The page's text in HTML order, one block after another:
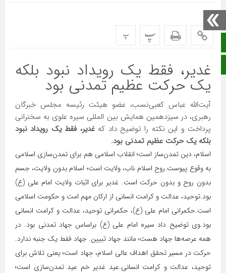
صفحه نخست
پ پ
غدیر، فقط یک رویداد نبود بلکه
یک حرکت عظیم تمدنی بود
آیت‌الله عباس کعبی‌نسب، عضو هیئت رئیسه مجلس خبرگان
رهبری، در سیزدهمین همایش بین المللی سیره علوی به سخنرانی
پرداخت و این نکته را توضیح داد کهغدیر، فقط یک رویداد نبود
بلکه یک حرکت عظیم تمدنی بود.
اسلام، دین تمدن‌ساز است؛ انقلاب اسلامی هم برای تمدن‌سازی اسلامی
به وقوع پیوست.روح اسلام ناب، ولایت است؛ اسلام بدون ولایت، جسم
بدون روح و بدون حرکت است. غدیر برای اثبات ولایت امام علی (ع)
بود.توحید، عدالت و کرامت انسانی از ارکان مهم امت و حکومت اسلامی
است.حکمرانی امام علی (ع)، حکمرانی توحید، عدالت و کرامت انسانی
بود.وی توضیح داد سیره امام علی (ع) براساس جهاد تمدنی بود. در
همه عرصه‌ها جهاد هست؛ مانند جهاد تبیین. جهاد فقط یک جنبه ندارد.
حرکت در مسیر تحقق اهداف عالی اسلام، جهاد است؛ یعنی تلاش برای
توحید، عدالت و کرامت انسانی.عید غدیر خم عید تمدن‌سازی است؛